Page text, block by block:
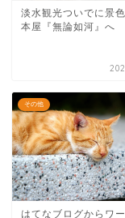
淡水観光ついでに景
本屋『無論如河』へ
その他
はてなブログからワ